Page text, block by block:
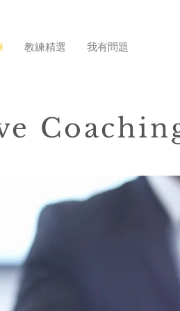
教練精選 我有問題